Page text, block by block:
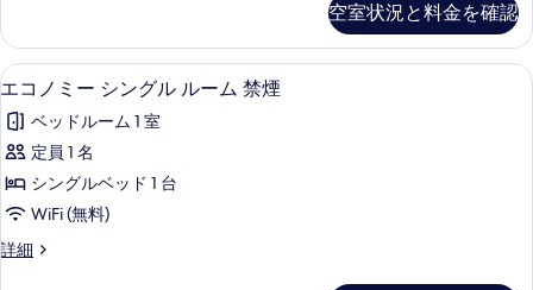
件
グ
ル
ル
ー
ム
禁
煙
の
ー
ド
シ
グ
ル
ー
ム
煙
空室状況と料金を確認
エ
コ
ノ
ミ
ー
ン
4
エコノミー シングル ルーム 禁煙
ベッドルーム 1 室
定員 1 名
シングルベッド 1 台
WiFi (無料)
詳細
エ